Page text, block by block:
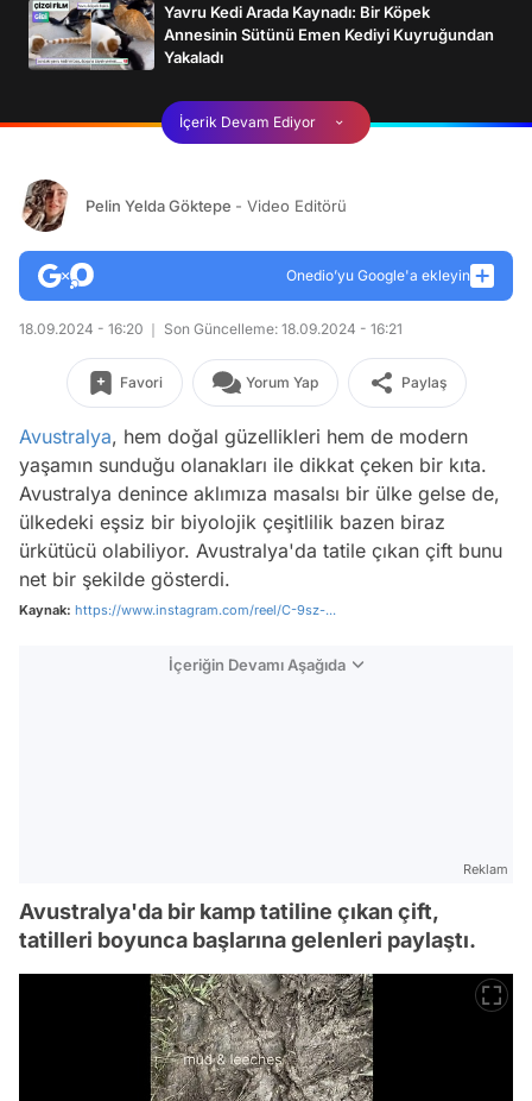
Yavru Kedi Arada Kaynadı: Bir Köpek
Annesinin Sütünü Emen Kediyi Kuyruğundan
Yakaladı
İçerik Devam Ediyor
Pelin Yelda Göktepe - Video Editörü
Onedio’yu Google'a ekleyin
18.09.2024 - 16:20 Son Güncelleme: 18.09.2024 - 16:21
Favori Yorum Yap Paylaş
Avustralya, hem doğal güzellikleri hem de modern
yaşamın sunduğu olanakları ile dikkat çeken bir kıta.
Avustralya denince aklımıza masalsı bir ülke gelse de,
ülkedeki eşsiz bir biyolojik çeşitlilik bazen biraz
ürkütücü olabiliyor. Avustralya'da tatile çıkan çift bunu
net bir şekilde gösterdi.
Kaynak: https://www.instagram.com/reel/C-9sz-...
İçeriğin Devamı Aşağıda
Reklam
Avustralya'da bir kamp tatiline çıkan çift,
tatilleri boyunca başlarına gelenleri paylaştı.